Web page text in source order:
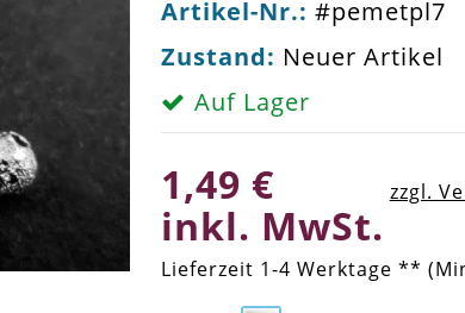
Artikel-Nr.: #pemetpl7
Zustand: Neuer Artikel
Auf Lager
1,49 €
inkl. MwSt.
zzgl.
Lieferzeit 1-4 Werktage **